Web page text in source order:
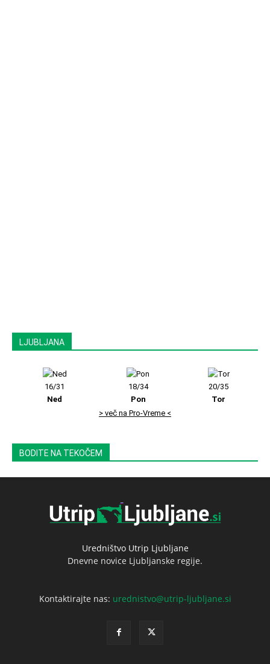
LJUBLJANA
16/31
Ned
18/34
Pon
20/35
Tor
> več na Pro-Vreme <
BODITE NA TEKOČEM
Uredništvo Utrip Ljubljane
Dnevne novice Ljubljanske regije.
Kontaktirajte nas: urednistvo@utrip-ljubljane.si